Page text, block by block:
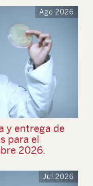
Ago 2026
y entrega de
para el
2026.
Jul 2026